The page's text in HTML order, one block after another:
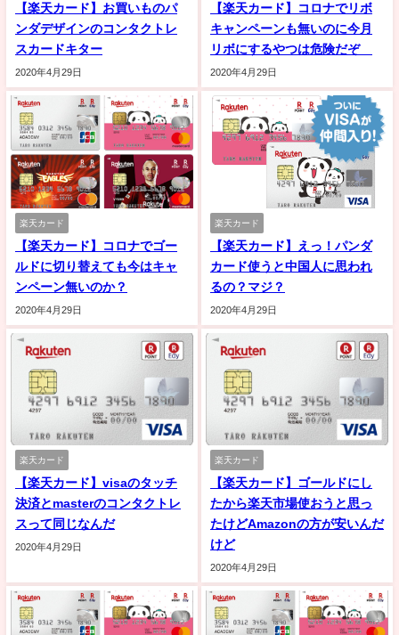
【楽天カード】お買いものパ
ンダデザインのコンタクトレ
スカードキター
2020年4月29日
【楽天カード】コロナでリボ
キャンペーンも無いのに今月
リボにするやつは危険だぞ
2020年4月29日
楽天カード
【楽天カード】コロナでゴー
ルドに切り替えても今はキャ
ンペーン無いのか？
2020年4月29日
楽天カード
【楽天カード】えっ！パンダ
カード使うと中国人に思われ
るの？マジ？
2020年4月29日
楽天カード
【楽天カード】visaのタッチ
決済とmasterのコンタクトレ
スって同じなんだ
2020年4月29日
楽天カード
【楽天カード】ゴールドにし
たから楽天市場使おうと思っ
たけどAmazonの方が安いんだ
けど
2020年4月29日